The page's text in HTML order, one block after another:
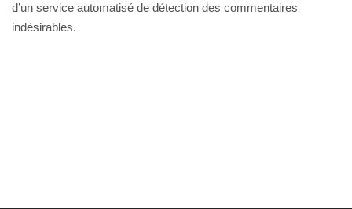
d’un service automatisé de détection des commentaires
indésirables.